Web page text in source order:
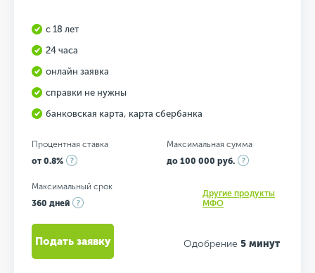
с 18 лет
24 часа
онлайн заявка
справки не нужны
банковская карта, карта сбербанка
Процентная ставка
от 0.8%
Максимальная сумма
до 100 000 руб.
Максимальный срок
360 дней
Другие продукты
МФО
Одобрение 5 минут
Подать заявку